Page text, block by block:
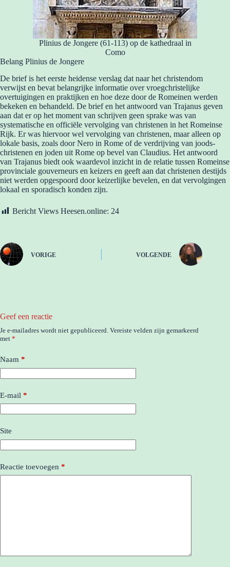
Plinius de Jongere (61-113) op de kathedraal in
Como
Belang Plinius de Jongere
De brief is het eerste heidense verslag dat naar het christendom
verwijst en bevat belangrijke informatie over vroegchristelijke
overtuigingen en praktijken en hoe deze door de Romeinen werden
bekeken en behandeld. De brief en het antwoord van Trajanus geven
aan dat er op het moment van schrijven geen sprake was van
systematische en officiële vervolging van christenen in het Romeinse
Rijk. Er was hiervoor wel vervolging van christenen, maar alleen op
lokale basis, zoals door Nero in Rome of de verdrijving van joods-
christenen en joden uit Rome op bevel van Claudius. Het antwoord
van Trajanus biedt ook waardevol inzicht in de relatie tussen Romeinse
provinciale gouverneurs en keizers en geeft aan dat christenen destijds
niet werden opgespoord door keizerlijke bevelen, en dat vervolgingen
lokaal en sporadisch konden zijn.
Bericht Views Heesen.online: 24
VORIGE VOLGENDE
Geef een reactie
Je e-mailadres wordt niet gepubliceerd. Vereiste velden zijn gemarkeerd
met *
Naam *
E-mail *
Site
Reactie toevoegen *